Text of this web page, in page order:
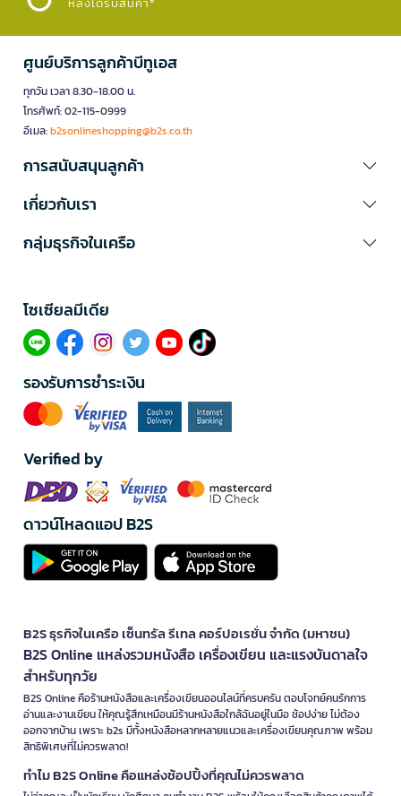
ศูนย์บริการลูกค้าบีทูเอส
ทุกวัน เวลา 8.30-18.00 น.
โทรศัพท์: 02-115-0999
อีเมล:b2sonlineshopping@b2s.co.th
การสนับสนุนลูกค้า
เกี่ยวกับเรา
กลุ่มธุรกิจในเครือ
โซเซียลมีเดีย​
รองรับการชำระเงิน
Verified by
ดาวน์โหลดแอป B2S
B2S ธุรกิจในเครือ เซ็นทรัล รีเทล คอร์ปอเรชั่น จำกัด (มหาชน)
B2S Online แหล่งรวมหนังสือ เครื่องเขียน และแรงบันดาลใจ
สำหรับทุกวัย
B2S Online คือร้านหนังสือและเครื่องเขียนออนไลน์ที่ครบครัน ตอบโจทย์คนรักการ
อ่านและงานเขียน ให้คุณรู้สึกเหมือนมีร้านหนังสือใกล้ฉันอยู่ในมือ ช้อปง่าย ไม่ต้อง
ออกจากบ้าน เพราะ b2s มีทั้งหนังสือหลากหลายแนวและเครื่องเขียนคุณภาพ พร้อม
สิทธิพิเศษที่ไม่ควรพลาด!
ทำไม B2S Online คือแหล่งช้อปปิ้งที่คุณไม่ควรพลาด